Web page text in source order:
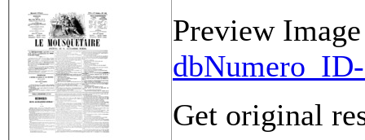
Preview Image
Get original